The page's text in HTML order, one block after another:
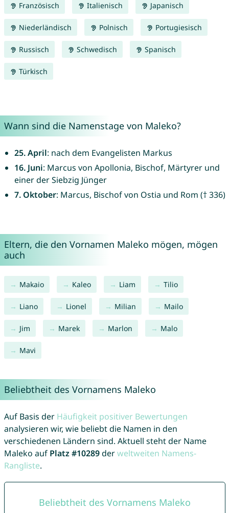
Französisch Italienisch Japanisch
Niederländisch Polnisch Portugiesisch
Russisch Schwedisch Spanisch
Türkisch
Wann sind die Namenstage von Maleko?
25. April: nach dem Evangelisten Markus
16. Juni: Marcus von Apollonia, Bischof, Märtyrer und
einer der Siebzig Jünger
7. Oktober: Marcus, Bischof von Ostia und Rom († 336)
Eltern, die den Vornamen Maleko mögen, mögen
auch
Makaio Kaleo Liam Tilio
Liano Lionel Milian Mailo
Jim Marek Marlon Malo
Mavi
Beliebtheit des Vornamens Maleko
Auf Basis der Häufigkeit positiver Bewertungen
analysieren wir, wie beliebt die Namen in den
verschiedenen Ländern sind. Aktuell steht der Name
Maleko auf Platz #10289derweltweiten Namens-
Rangliste.